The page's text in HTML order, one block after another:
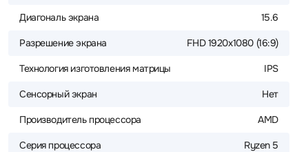
Диагональ экрана 15.6
Разрешение экрана FHD 1920x1080 (16:9)
Технология изготовления матрицы IPS
Сенсорный экран Нет
Производитель процессора AMD
Серия процессора Ryzen 5